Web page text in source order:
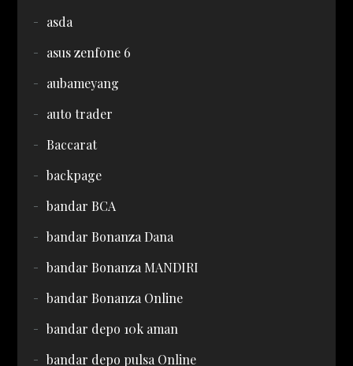
asda
asus zenfone 6
aubameyang
auto trader
Baccarat
backpage
bandar BCA
bandar Bonanza Dana
bandar Bonanza MANDIRI
bandar Bonanza Online
bandar depo 10k aman
bandar depo pulsa Online